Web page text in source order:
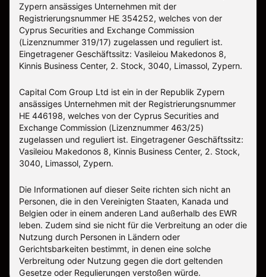
Zypern ansässiges Unternehmen mit der
Registrierungsnummer HE 354252, welches von der
Cyprus Securities and Exchange Commission
(Lizenznummer 319/17) zugelassen und reguliert ist.
Eingetragener Geschäftssitz: Vasileiou Makedonos 8,
Kinnis Business Center, 2. Stock, 3040, Limassol, Zypern.
Capital Com Group Ltd ist ein in der Republik Zypern
ansässiges Unternehmen mit der Registrierungsnummer
ΗΕ 446198, welches von der Cyprus Securities and
Exchange Commission (Lizenznummer 463/25)
zugelassen und reguliert ist. Eingetragener Geschäftssitz:
Vasileiou Makedonos 8, Kinnis Business Center, 2. Stock,
3040, Limassol, Zypern.
Die Informationen auf dieser Seite richten sich nicht an
Personen, die in den Vereinigten Staaten, Kanada und
Belgien oder in einem anderen Land außerhalb des EWR
leben. Zudem sind sie nicht für die Verbreitung an oder die
Nutzung durch Personen in Ländern oder
Gerichtsbarkeiten bestimmt, in denen eine solche
Verbreitung oder Nutzung gegen die dort geltenden
Gesetze oder Regulierungen verstoßen würde.